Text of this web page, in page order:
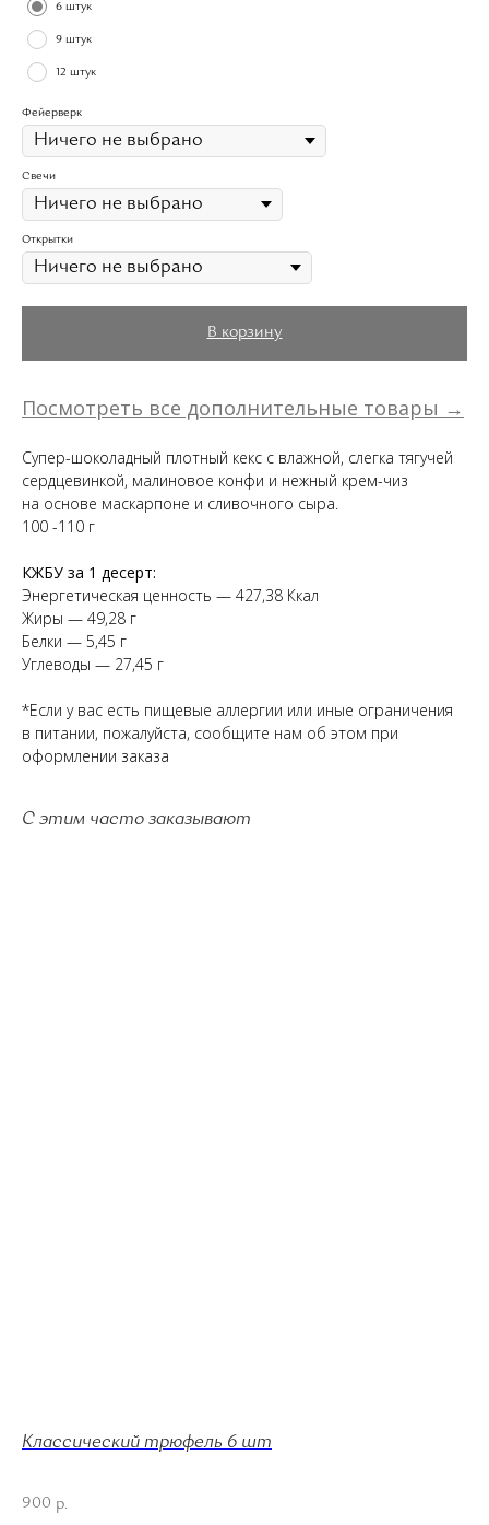
6 штук
9 штук
12 штук
Фейерверк
Свечи
Открытки
В корзину
Посмотреть все дополнительные товары →
Супер-шоколадный плотный кекс с влажной, слегка тягучей
сердцевинкой, малиновое конфи и нежный крем-чиз
на основе маскарпоне и сливочного сыра.
100 -110 г
КЖБУ за 1 десерт:
Энергетическая ценность — 427,38 Ккал
Жиры — 49,28 г
Белки — 5,45 г
Углеводы — 27,45 г
*Если у вас есть пищевые аллергии или иные ограничения
в питании, пожалуйста, сообщите нам об этом при
оформлении заказа
С этим часто заказывают
Классический трюфель 6 шт
900 р.